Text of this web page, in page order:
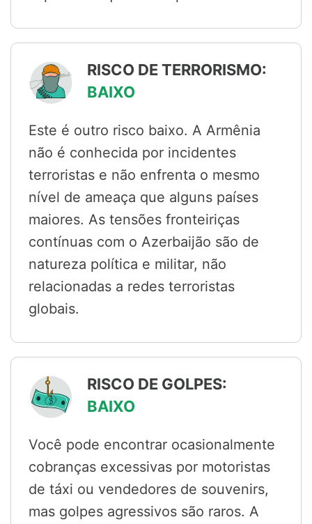
RISCO DE TERRORISMO:
BAIXO
Este é outro risco baixo. A Armênia
não é conhecida por incidentes
terroristas e não enfrenta o mesmo
nível de ameaça que alguns países
maiores. As tensões fronteiriças
contínuas com o Azerbaijão são de
natureza política e militar, não
relacionadas a redes terroristas
globais.
RISCO DE GOLPES:
BAIXO
Você pode encontrar ocasionalmente
cobranças excessivas por motoristas
de táxi ou vendedores de souvenirs,
mas golpes agressivos são raros. A